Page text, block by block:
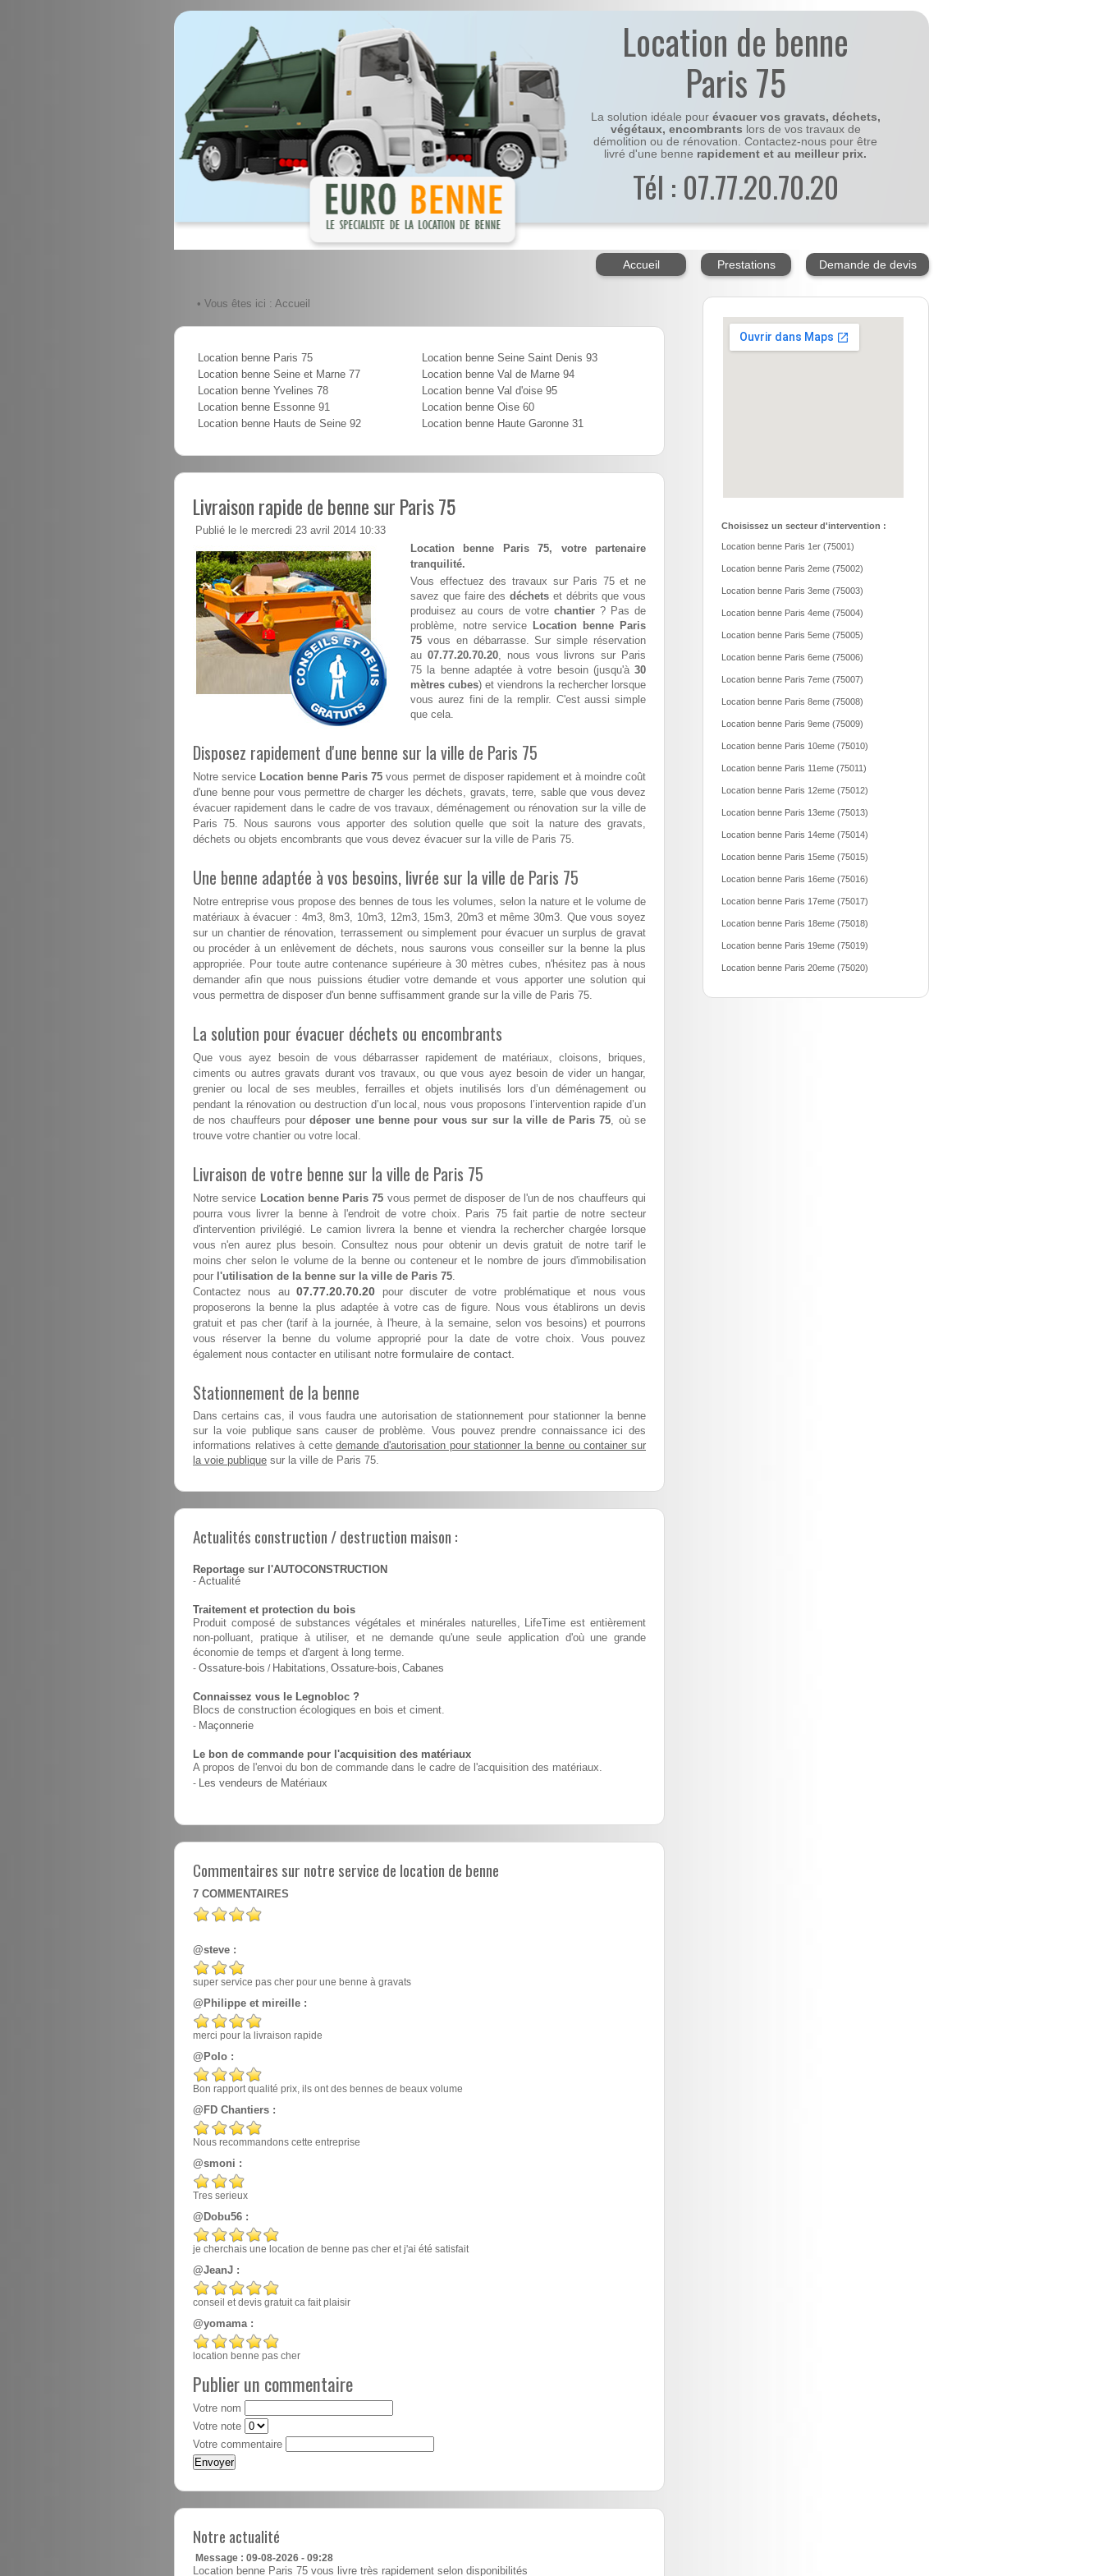
Location de benne
Paris 75
La solution idéale pour évacuer vos gravats, déchets,
végétaux, encombrants lors de vos travaux de
démolition ou de rénovation. Contactez-nous pour être
livré d'une benne rapidement et au meilleur prix.
Tél : 07.77.20.70.20
Accueil Prestations Demande de devis
• Vous êtes ici : Accueil
Location benne Paris 75
Location benne Seine et Marne 77
Location benne Yvelines 78
Location benne Essonne 91
Location benne Hauts de Seine 92
Location benne Seine Saint Denis 93
Location benne Val de Marne 94
Location benne Val d'oise 95
Location benne Oise 60
Location benne Haute Garonne 31
Livraison rapide de benne sur Paris 75
Publié le le mercredi 23 avril 2014 10:33
Location benne Paris 75, votre partenaire
tranquilité.
Vous effectuez des travaux sur Paris 75 et ne
savez que faire des déchets et débrits que vous
produisez au cours de votre chantier ? Pas de
problème, notre service
Location benne Paris
75 vous en débarrasse. Sur simple réservation
au 07.77.20.70.20, nous vous livrons sur Paris
75 la benne adaptée à votre besoin (jusqu'à 30
mètres cubes) et viendrons la rechercher lorsque
vous aurez fini de la remplir. C'est aussi simple
que cela.
Disposez rapidement d'une benne sur la ville de Paris 75
Notre service Location benne Paris 75 vous permet de disposer rapidement et à moindre coût
d'une benne pour vous permettre de charger les déchets, gravats, terre, sable que vous devez
évacuer rapidement dans le cadre de vos travaux, déménagement ou rénovation sur la ville de
Paris 75. Nous saurons vous apporter des solution quelle que soit la nature des gravats,
déchets ou objets encombrants que vous devez évacuer sur la ville de Paris 75.
Une benne adaptée à vos besoins, livrée sur la ville de Paris 75
Notre entreprise vous propose des bennes de tous les volumes, selon la nature et le volume de
matériaux à évacuer : 4m3, 8m3, 10m3, 12m3, 15m3, 20m3 et même 30m3. Que vous soyez
sur un chantier de rénovation, terrassement ou simplement pour évacuer un surplus de gravat
ou procéder à un enlèvement de déchets, nous saurons vous conseiller sur la benne la plus
appropriée. Pour toute autre contenance supérieure à 30 mètres cubes, n'hésitez pas à nous
demander afin que nous puissions étudier votre demande et vous apporter une solution qui
vous permettra de disposer d'un benne suffisamment grande sur la ville de Paris 75.
La solution pour évacuer déchets ou encombrants
Que vous ayez besoin de vous débarrasser rapidement de matériaux, cloisons, briques,
ciments ou autres gravats durant vos travaux, ou que vous ayez besoin de vider un hangar,
grenier ou local de ses meubles, ferrailles et objets inutilisés lors d’un déménagement ou
pendant la rénovation ou destruction d’un local, nous vous proposons l’intervention rapide d’un
de nos chauffeurs pourdéposer une benne pour vous sur sur la ville de Paris 75, où se
trouve votre chantier ou votre local.
Livraison de votre benne sur la ville de Paris 75
Notre service Location benne Paris 75 vous permet de disposer de l'un de nos chauffeurs qui
pourra vous livrer la benne à l'endroit de votre choix. Paris 75 fait partie de notre secteur
d'intervention privilégié. Le camion livrera la benne et viendra la rechercher chargée lorsque
vous n'en aurez plus besoin. Consultez nous pour obtenir un devis gratuit de notre tarif le
moins cher selon le volume de la benne ou conteneur et le nombre de jours d'immobilisation
pour l'utilisation de la benne sur la ville de Paris 75.
Contactez nous au07.77.20.70.20 pour discuter de votre problématique et nous vous
proposerons la benne la plus adaptée à votre cas de figure. Nous vous établirons un devis
gratuit et pas cher (tarif à la journée, à l'heure, à la semaine, selon vos besoins) et pourrons
vous réserver la benne du volume approprié pour la date de votre choix. Vous pouvez
également nous contacter en utilisant notre formulaire de contact.
Stationnement de la benne
Dans certains cas, il vous faudra une autorisation de stationnement pour stationner la benne
sur la voie publique sans causer de problème. Vous pouvez prendre connaissance ici des
informations relatives à cettedemande d'autorisation pour stationner la benne ou container sur
la voie publique sur la ville de Paris 75.
Actualités construction / destruction maison :
Reportage sur l'AUTOCONSTRUCTION
- Actualité
Traitement et protection du bois
Produit composé de substances végétales et minérales naturelles, LifeTime est entièrement
non-polluant, pratique à utiliser, et ne demande qu'une seule application d'où une grande
économie de temps et d'argent à long terme.
- Ossature-bois / Habitations, Ossature-bois, Cabanes
Connaissez vous le Legnobloc ?
Blocs de construction écologiques en bois et ciment.
- Maçonnerie
Le bon de commande pour l'acquisition des matériaux
A propos de l'envoi du bon de commande dans le cadre de l'acquisition des matériaux.
- Les vendeurs de Matériaux
Commentaires sur notre service de location de benne
7 COMMENTAIRES
@steve :
super service pas cher pour une benne à gravats
@Philippe et mireille :
merci pour la livraison rapide
@Polo :
Bon rapport qualité prix, ils ont des bennes de beaux volume
@FD Chantiers :
Nous recommandons cette entreprise
@smoni :
Tres serieux
@Dobu56 :
je cherchais une location de benne pas cher et j'ai été satisfait
@JeanJ :
conseil et devis gratuit ca fait plaisir
@yomama :
location benne pas cher
Publier un commentaire
Votre nom
Votre note
Votre commentaire
Notre actualité
Message : 09-08-2026 - 09:28
Location benne Paris 75 vous livre très rapidement selon disponibilités
Choisissez un secteur d'intervention :
Location benne Paris 1er (75001)
Location benne Paris 2eme (75002)
Location benne Paris 3eme (75003)
Location benne Paris 4eme (75004)
Location benne Paris 5eme (75005)
Location benne Paris 6eme (75006)
Location benne Paris 7eme (75007)
Location benne Paris 8eme (75008)
Location benne Paris 9eme (75009)
Location benne Paris 10eme (75010)
Location benne Paris 11eme (75011)
Location benne Paris 12eme (75012)
Location benne Paris 13eme (75013)
Location benne Paris 14eme (75014)
Location benne Paris 15eme (75015)
Location benne Paris 16eme (75016)
Location benne Paris 17eme (75017)
Location benne Paris 18eme (75018)
Location benne Paris 19eme (75019)
Location benne Paris 20eme (75020)